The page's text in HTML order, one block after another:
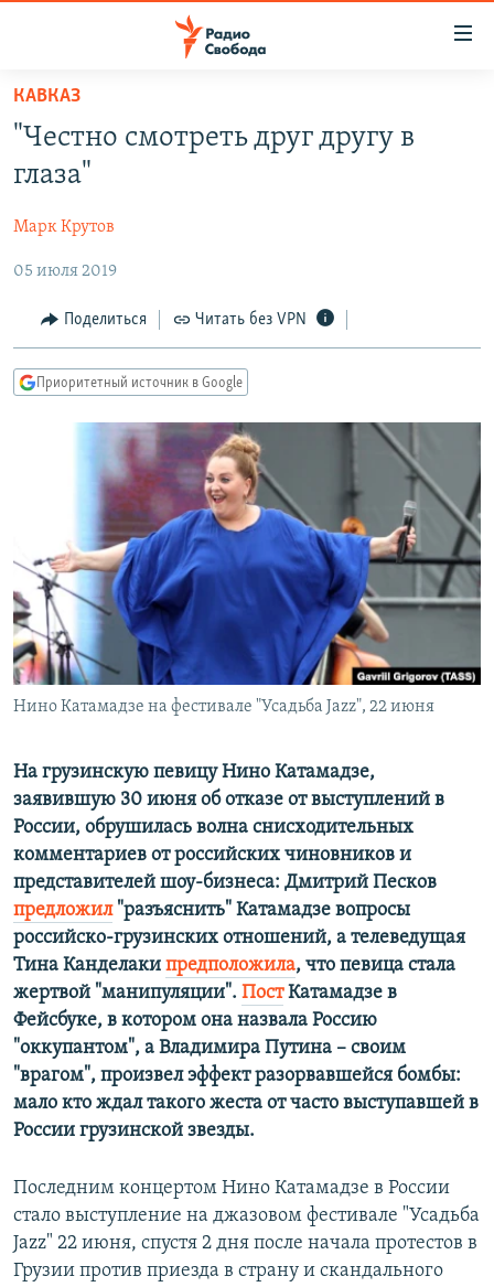
упрощенного
доступа
Вернуться
основному
Вернутся
главной
навигации
Вернутся
ПРОГРАММЫ
ПОДКАСТЫ
ЦИТАТЫ СВОБОДЫ
МНЕНИЯ
КУЛЬТУРА
IDEL.РЕАЛИИ
КАВКАЗ.РЕАЛИИ
СЕВЕР.РЕАЛИИ
СИБИРЬ.РЕАЛИИ
РАСПИСАНИЕ ВЕЩАНИЯ
ПОДПИШИТЕСЬ НА РАССЫЛКУ
СОЦИАЛЬНЫЕ СЕТИ
Все сайты РСЕ/РС
КАВКАЗ
"Честно смотреть друг другу в
глаза"
Марк Крутов
05 июля 2019
Поделиться Читать без VPN
Приоритетный источник в Google
Нино Катамадзе на фестивале "Усадьба Jazz", 22 июня
На грузинскую певицу Нино Катамадзе,
заявившую 30 июня об отказе от выступлений в
России, обрушилась волна снисходительных
комментариев от российских чиновников и
представителей шоу-бизнеса: Дмитрий Песков
предложил"разъяснить" Катамадзе вопросы
российско-грузинских отношений, а телеведущая
Тина Канделаки предположила, что певица стала
жертвой "манипуляции". ПостКатамадзе в
Фейсбуке, в котором она назвала Россию
"оккупантом", а Владимира Путина – своим
"врагом", произвел эффект разорвавшейся бомбы:
мало кто ждал такого жеста от часто выступавшей в
России грузинской звезды.
Последним концертом Нино Катамадзе в России
стало выступление на джазовом фестивале "Усадьба
Jazz" 22 июня, спустя 2 дня после начала протестов в
Грузии против приезда в страну и скандального